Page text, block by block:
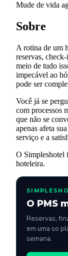
Mude de vida
Sobre
A rotina de um
reservas,
meio de tudo
impecável ao
pode ser
Você já se
com processos
que não se
apenas afeta
serviço e a
O Simpleshotel
hoteleira.
O PMS
Reservas,
em uma so
semana.